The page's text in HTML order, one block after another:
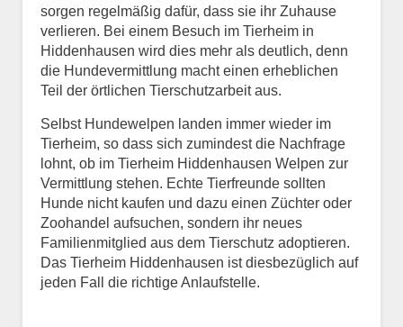
Informationen über das
Tier.
Art des Tiers*
sorgen regelmäßig dafür, dass sie ihr Zuhause
verlieren. Bei einem Besuch im Tierheim in
Hiddenhausen wird dies mehr als deutlich, denn
die Hundevermittlung macht einen erheblichen
Teil der örtlichen Tierschutzarbeit aus.
Selbst Hundewelpen landen immer wieder im
Tierheim, so dass sich zumindest die Nachfrage
lohnt, ob im Tierheim Hiddenhausen Welpen zur
Vermittlung stehen. Echte Tierfreunde sollten
Hunde nicht kaufen und dazu einen Züchter oder
Zoohandel aufsuchen, sondern ihr neues
Familienmitglied aus dem Tierschutz adoptieren.
Das Tierheim Hiddenhausen ist diesbezüglich auf
jeden Fall die richtige Anlaufstelle.